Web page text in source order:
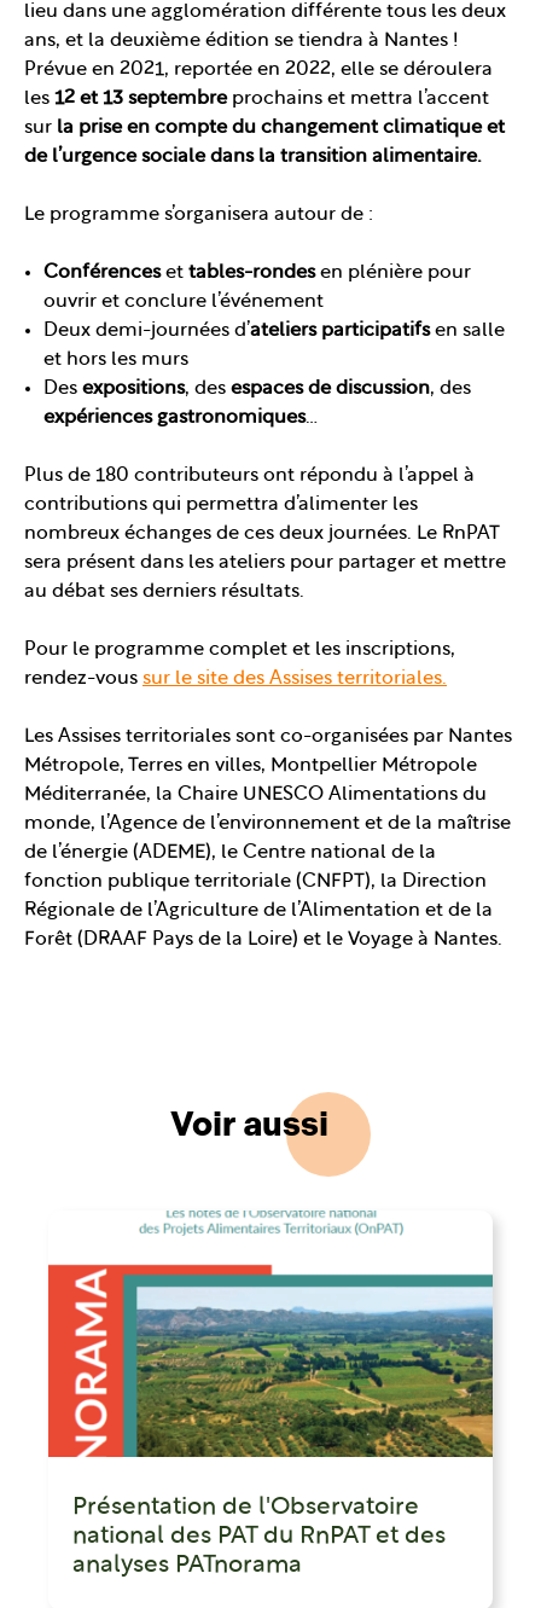
lieu dans une agglomération différente tous les deux
ans, et la deuxième édition se tiendra à Nantes !
Prévue en 2021, reportée en 2022, elle se déroulera
les 12 et 13 septembre prochains et mettra l’accent
sur la prise en compte du changement climatique et
de l’urgence sociale dans la transition alimentaire.
Le programme s’organisera autour de :
Conférenceset tables-rondesen plénière pour
ouvrir et conclure l’événement
Deux demi-journées d’ateliers participatifsen salle
et hors les murs
Des expositions, des espaces de discussion, des
expériences gastronomiques…
Plus de 180 contributeurs ont répondu à l’appel à
contributions qui permettra d’alimenter les
nombreux échanges de ces deux journées. Le RnPAT
sera présent dans les ateliers pour partager et mettre
au débat ses derniers résultats.
Pour le programme complet et les inscriptions,
rendez-vous sur le site des Assises territoriales.
Les Assises territoriales sont co-organisées par Nantes
Métropole, Terres en villes, Montpellier Métropole
Méditerranée, la Chaire UNESCO Alimentations du
monde, l’Agence de l’environnement et de la maîtrise
de l’énergie (ADEME), le Centre national de la
fonction publique territoriale (CNFPT), la Direction
Régionale de l’Agriculture de l’Alimentation et de la
Forêt (DRAAF Pays de la Loire) et le Voyage à Nantes.
Voir aussi
Présentation de l'Observatoire
national des PAT du RnPAT et des
analyses PATnorama